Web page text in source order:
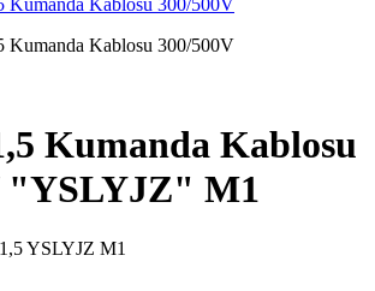
Kumanda Kablosu
"YSLYJZ" M1
YSLYJZ M1